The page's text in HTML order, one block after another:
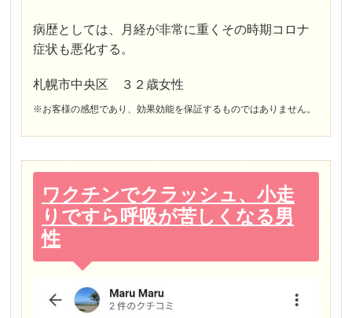
病歴としては、月経が非常に重くその時期コロナ
症状も悪化する。
札幌市中央区 ３２歳女性
※お客様の感想であり、効果効能を保証するものではありません。
ワクチンでクラッシュ、小走
りですら呼吸が苦しくなる男
性